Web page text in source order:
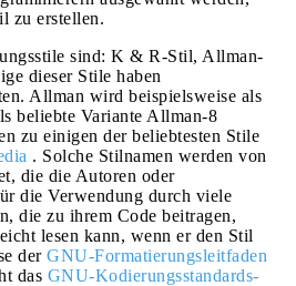
zu erstellen.
sind: K & R-Stil, Allman-
dieser Stile haben
Allman wird beispielsweise als
beliebte Variante Allman-8
zu einigen der beliebtesten Stile
. Solche Stilnamen werden von
die die Autoren oder
die Verwendung durch viele
die zu ihrem Code beitragen,
lesen kann, wenn er den Stil
der GNU-Formatierungsleitfaden
das GNU-Kodierungsstandards-